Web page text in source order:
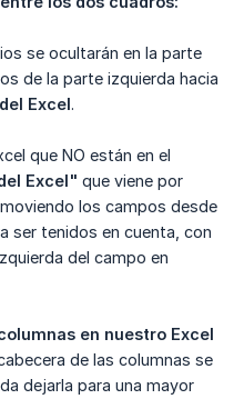
se ocultarán en la parte
de la parte izquierda hacia
Excel.
que NO están en el
Excel" que viene por
los campos desde
ser tenidos en cuenta, con
del campo en
en nuestro Excel
de las columnas se
dejarla para una mayor